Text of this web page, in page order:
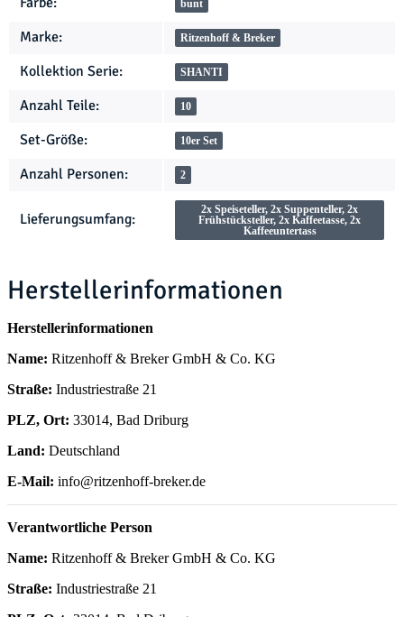
bunt
Marke: Ritzenhoff & Breker
Kollektion Serie: SHANTI
Anzahl Teile: 10
Set-Größe: 10er Set
Anzahl Personen: 2
Lieferungsumfang:
2x Speiseteller, 2x Suppenteller, 2x
Frühstücksteller, 2x Kaffeetasse, 2x
Kaffeeuntertass
Herstellerinformationen
Herstellerinformationen
Name: Ritzenhoff & Breker GmbH & Co. KG
Straße: Industriestraße 21
PLZ, Ort: 33014, Bad Driburg
Land: Deutschland
E-Mail: info@ritzenhoff-breker.de
Verantwortliche Person
Name: Ritzenhoff & Breker GmbH & Co. KG
Straße: Industriestraße 21